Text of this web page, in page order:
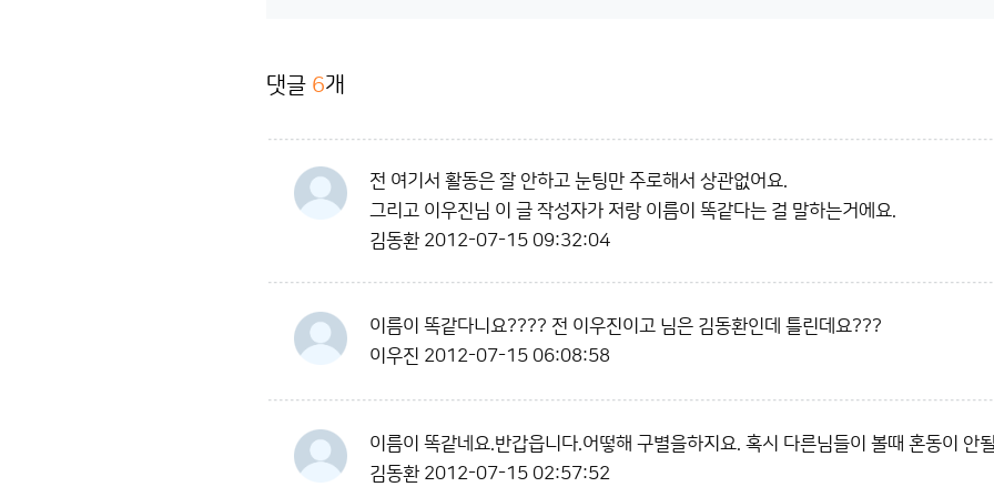
댓글 6개
전 여기서 활동은 잘 안하고 눈팅만 주로해서 상관없어요.
그리고 이우진님 이 글 작성자가 저랑 이름이 똑같다는 걸 말하는거에요.
김동환 2012-07-15 09:32:04
이름이 똑같다니요???? 전 이우진이고 님은 김동환인데 틀린데요???
이우진 2012-07-15 06:08:58
이름이 똑같네요.반갑읍니다.어떻해 구별을하지요. 혹시 다른님들이 볼때 혼동이 안
김동환 2012-07-15 02:57:52